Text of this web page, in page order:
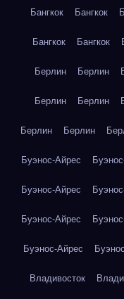
Бангкок Бангкок
Бангкок Бангкок
Берлин Берлин
Берлин Берлин
Берлин Берлин
Буэнос-Айрес
Буэнос-Айрес
Буэнос-Айрес
Буэнос-Айрес
Владивосток